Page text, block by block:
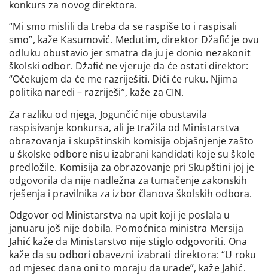
konkurs za novog direktora.
“Mi smo mislili da treba da se raspiše to i raspisali
smo”, kaže Kasumović. Međutim, direktor Džafić je ovu
odluku obustavio jer smatra da ju je donio nezakonit
školski odbor. Džafić ne vjeruje da će ostati direktor:
“Očekujem da će me razriješiti. Dići će ruku. Njima
politika naredi – razriješi”, kaže za CIN.
Za razliku od njega, Jogunčić nije obustavila
raspisivanje konkursa, ali je tražila od Ministarstva
obrazovanja i skupštinskih komisija objašnjenje zašto
u školske odbore nisu izabrani kandidati koje su škole
predložile. Komisija za obrazovanje pri Skupštini joj je
odgovorila da nije nadležna za tumačenje zakonskih
rješenja i pravilnika za izbor članova školskih odbora.
Odgovor od Ministarstva na upit koji je poslala u
januaru još nije dobila. Pomoćnica ministra Mersija
Jahić kaže da Ministarstvo nije stiglo odgovoriti. Ona
kaže da su odbori obavezni izabrati direktora: “U roku
od mjesec dana oni to moraju da urade”, kaže Jahić.